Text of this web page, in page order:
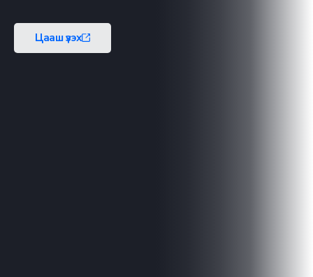
Цааш үзэх